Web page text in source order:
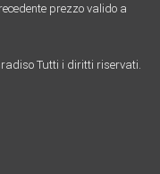
prezzo valido a
Tutti i diritti riservati.